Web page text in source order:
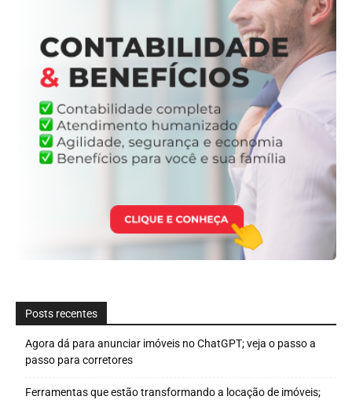
Posts recentes
Agora dá para anunciar imóveis no ChatGPT; veja o passo a
passo para corretores
Ferramentas que estão transformando a locação de imóveis;